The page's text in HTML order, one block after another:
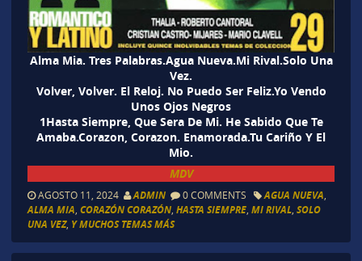
Alma Mia. Tres Palabras.Agua Nueva.Mi Rival.Solo Una
Vez.
Volver, Volver. El Reloj. No Puedo Ser Feliz.Yo Vendo
Unos Ojos Negros
1Hasta Siempre, Que Sera De Mi. He Sabido Que Te
Amaba.Corazon, Corazon. Enamorada.Tu Cariño Y El
Mio.
MDV
AGOSTO 11, 2024 ADMIN 0 COMMENTS AGUA NUEVA
ALMA MIA CORAZÓN CORAZÓN, HASTA SIEMPRE, MI RIVAL, SOLO
UNA VEZ, Y MUCHOS TEMAS MÁS